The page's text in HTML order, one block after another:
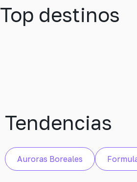
Top destinos
Tendencias
Auroras Boreales